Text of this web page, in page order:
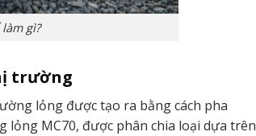
gì?
trường
lỏng được tạo ra bằng cách pha
MC70, được phân chia loại dựa trên